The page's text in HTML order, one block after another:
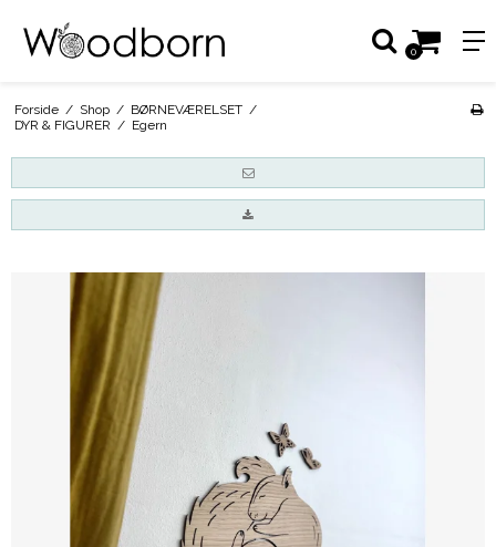
0
Forside / Shop / BØRNEVÆRELSET /
DYR & FIGURER / Egern